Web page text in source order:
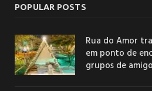
POPULAR POSTS
Rua do Amor
em ponto de
grupos de